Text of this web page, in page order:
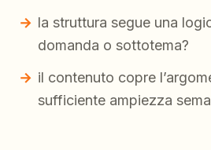
la struttura segue una
domanda o sottotema?
il contenuto copre
sufficiente ampiezza